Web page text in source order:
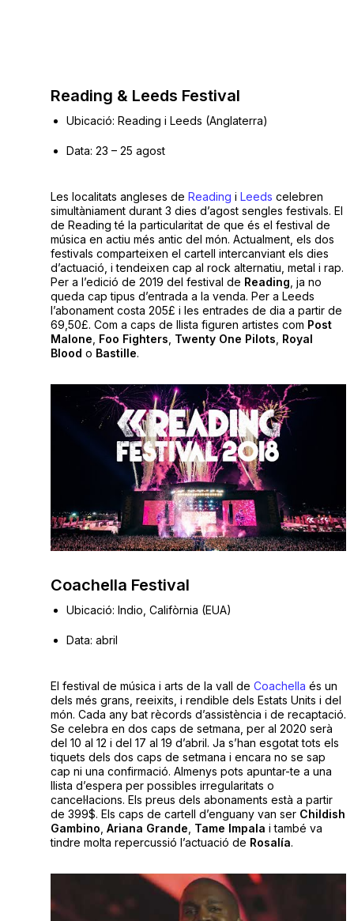
Reading & Leeds Festival
Ubicació: Reading i Leeds (Anglaterra)
Data: 23 – 25 agost
Les localitats angleses de Reading i Leeds celebren
simultàniament durant 3 dies d’agost sengles festivals. El
de Reading té la particularitat de que és el festival de
música en actiu més antic del món. Actualment, els dos
festivals comparteixen el cartell intercanviant els dies
d’actuació, i tendeixen cap al rock alternatiu, metal i rap.
Per a l’edició de 2019 del festival de Reading , ja no
queda cap tipus d’entrada a la venda. Per a Leeds
l’abonament costa 205£ i les entrades de dia a partir de
69,50£. Com a caps de llista figuren artistes com Post
Malone Foo Fighters Twenty One Pilots Royal
Blood o Bastille.
Coachella Festival
Ubicació: Indio, Califòrnia (EUA)
Data: abril
El festival de música i arts de la vall de Coachella és un
dels més grans, reeixits, i rendible dels Estats Units i del
món. Cada any bat rècords d’assistència i de recaptació.
Se celebra en dos caps de setmana, per al 2020 serà
del 10 al 12 i del 17 al 19 d’abril. Ja s’han esgotat tots els
tiquets dels dos caps de setmana i encara no se sap
cap ni una confirmació. Almenys pots apuntar-te a una
llista d’espera per possibles irregularitats o
cancel·lacions. Els preus dels abonaments està a partir
de 399$. Els caps de cartell d’enguany van ser Childish
Gambino Ariana Grande Tame Impala i també va
tindre molta repercussió l’actuació de Rosalía.